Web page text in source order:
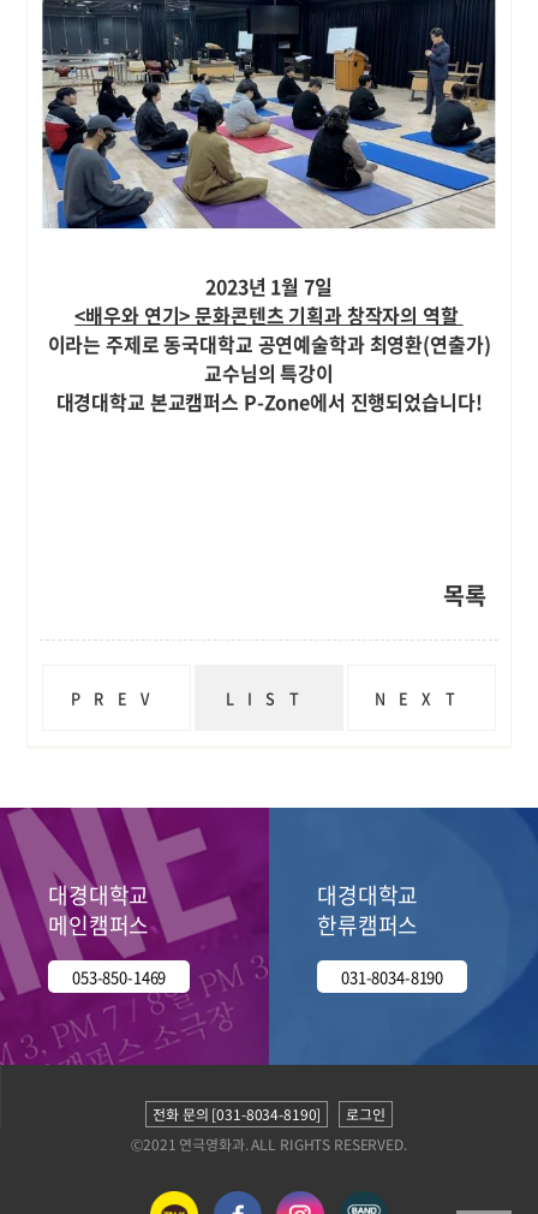
2023년 1월 7일
<배우와 연기> 문화콘텐츠 기획과 창작자의 역할
이라는 주제로동국대학교 공연예술학과 최영환(연출가)
교수님의 특강이
대경대학교 본교캠퍼스 P-Zone에서 진행되었습니다!
목록
PREV LIST NEXT
대경대학교
메인캠퍼스
053-850-1469
대경대학교
한류캠퍼스
031-8034-8190
전화 문의 [031-8034-8190]
로그인
©2021 연극영화과. ALL RIGHTS RESERVED.